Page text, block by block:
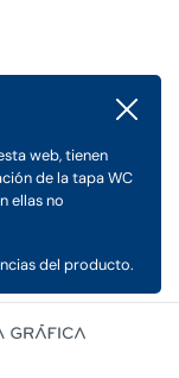
web, tienen
de la tapa WC
ellas no
del producto.
Cerrar